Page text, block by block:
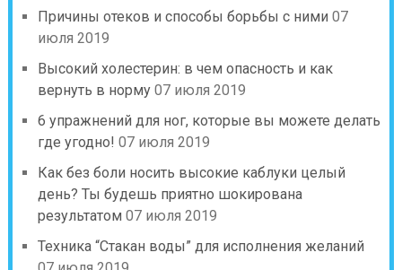
Причины отеков и способы борьбы с ними 07
июля 2019
Высокий холестерин: в чем опасность и как
вернуть в норму 07 июля 2019
6 упражнений для ног, которые вы можете делать
где угодно! 07 июля 2019
Как без боли носить высокие каблуки целый
день? Ты будешь приятно шокирована
результатом 07 июля 2019
Техника “Стакан воды” для исполнения желаний